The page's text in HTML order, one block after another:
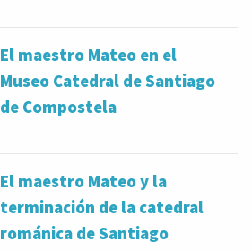
El maestro Mateo en el
Museo Catedral de Santiago
de Compostela
El maestro Mateo y la
terminación de la catedral
románica de Santiago